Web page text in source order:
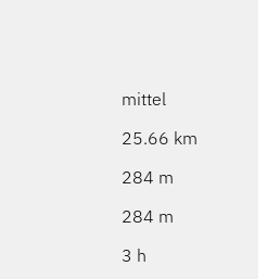
mittel
25.66 km
284 m
284 m
3 h